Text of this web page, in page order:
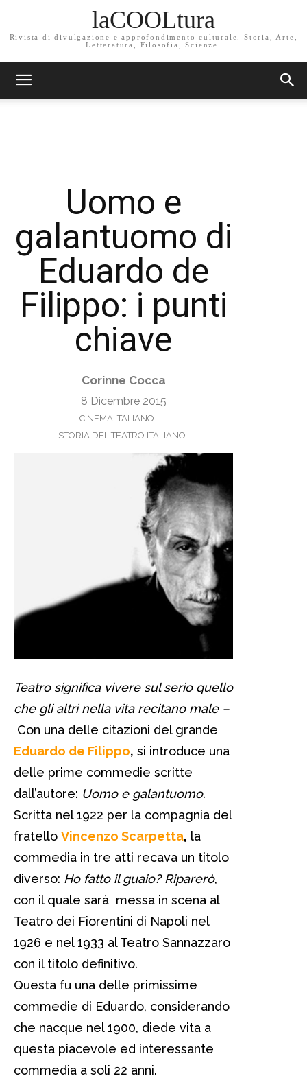
laCOOLtura
Rivista di divulgazione e approfondimento culturale. Storia, Arte,
Letteratura, Filosofia, Scienze.
Uomo e
galantuomo di
Eduardo de
Filippo: i punti
chiave
Corinne Cocca
8 Dicembre 2015
CINEMA ITALIANO
STORIA DEL TEATRO ITALIANO
Teatro significa vivere sul serio quello
che gli altri nella vita recitano male –
Con una delle citazioni del grande
Eduardo de Filippo, si introduce una
delle prime commedie scritte
dall’autore: Uomo e galantuomo.
Scritta nel 1922 per la compagnia del
fratello Vincenzo Scarpetta, la
commedia in tre atti recava un titolo
diverso: Ho fatto il guaio? Riparerò,
con il quale sarà messa in scena al
Teatro dei Fiorentini di Napoli nel
1926 e nel 1933 al Teatro Sannazzaro
con il titolo definitivo.
Questa fu una delle primissime
commedie di Eduardo, considerando
che nacque nel 1900, diede vita a
questa piacevole ed interessante
commedia a soli 22 anni.